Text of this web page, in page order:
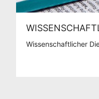
Wissenschaftlicher